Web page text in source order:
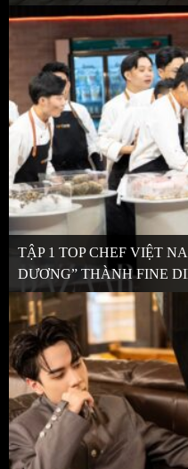
TẬP 1 TOP CHEF VIỆT
DƯƠNG” THÀNH FINE